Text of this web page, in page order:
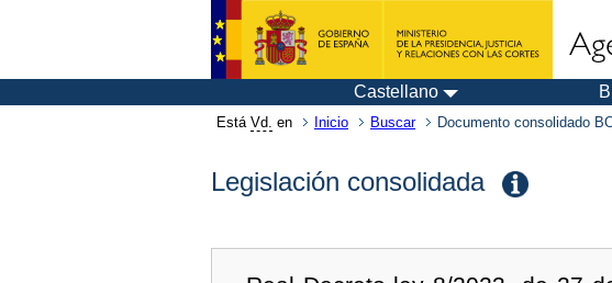
Castellano
Está Vd. en Inicio Buscar Documento consolidado
Legislación consolidada